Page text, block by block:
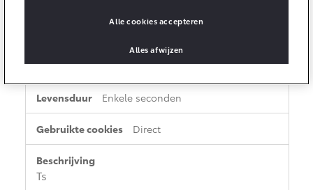
toyota-vanekris.nl
Enkele seconden
Direct
Ts
Alles afwijzen
Alle cookies accepteren